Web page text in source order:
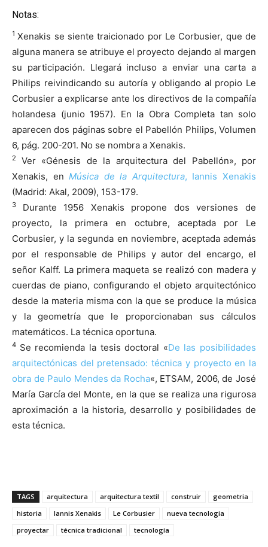
Notas:
1Xenakis se siente traicionado por Le Corbusier, que de
alguna manera se atribuye el proyecto dejando al margen
su participación. Llegará incluso a enviar una carta a
Philips reivindicando su autoría y obligando al propio Le
Corbusier a explicarse ante los directivos de la compañía
holandesa (junio 1957). En la Obra Completa tan solo
aparecen dos páginas sobre el Pabellón Philips, Volumen
6, pág. 200-201. No se nombra a Xenakis.
2 Ver «Génesis de la arquitectura del Pabellón», por
Xenakis, enMúsica de la Arquitectura, Iannis Xenakis
(Madrid: Akal, 2009), 153-179.
3
Durante 1956 Xenakis propone dos versiones de
proyecto, la primera en octubre, aceptada por Le
Corbusier, y la segunda en noviembre, aceptada además
por el responsable de Philips y autor del encargo, el
señor Kalff. La primera maqueta se realizó con madera y
cuerdas de piano, configurando el objeto arquitectónico
desde la materia misma con la que se produce la música
y la geometría que le proporcionaban sus cálculos
matemáticos. La técnica oportuna.
4 Se recomienda la tesis doctoral «De las posibilidades
arquitectónicas del pretensado: técnica y proyecto en la
obra de Paulo Mendes da Rocha«, ETSAM, 2006, de José
María García del Monte, en la que se realiza una rigurosa
aproximación a la historia, desarrollo y posibilidades de
esta técnica.
TAGS arquitectura arquitectura textil construir
geometria
historia
Iannis Xenakis Le Corbusier
nueva tecnologia
proyectar
técnica tradicional tecnología